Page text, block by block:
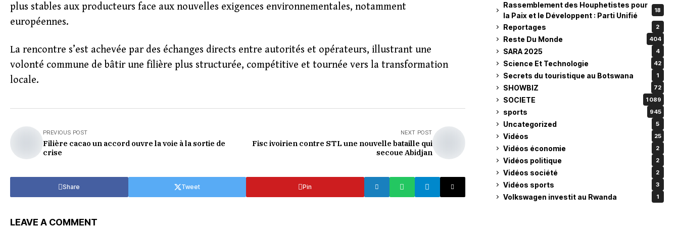
plus stables aux producteurs face aux nouvelles exigences environnementales, notamment
européennes.
La rencontre s’est achevée par des échanges directs entre autorités et opérateurs, illustrant une
volonté commune de bâtir une filière plus structurée, compétitive et tournée vers la transformation
locale.
PREVIOUS POST
Filière cacao un accord ouvre la voie à la sortie de
crise
NEXT POST
Fisc ivoirien contre STL une nouvelle bataille qui
secoue Abidjan
Share Tweet Pin
LEAVE A COMMENT
Rassemblement des Houphetistes pour
la Paix et le Développent : Parti Unifié
18
Reportages 2
Reste Du Monde 404
SARA 2025 4
Science Et Technologie 42
Secrets du touristique au Botswana 1
SHOWBIZ 72
SOCIETE 1 089
sports 945
Uncategorized 5
Vidéos 25
Vidéos économie 2
Vidéos politique 2
Vidéos société 2
Vidéos sports 3
Volkswagen investit au Rwanda 1